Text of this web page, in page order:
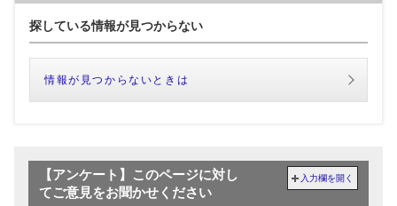
探している情報が見つからない
情報が見つからないときは
【アンケート】このページに対し
てご意見をお聞かせください
入力欄を開く